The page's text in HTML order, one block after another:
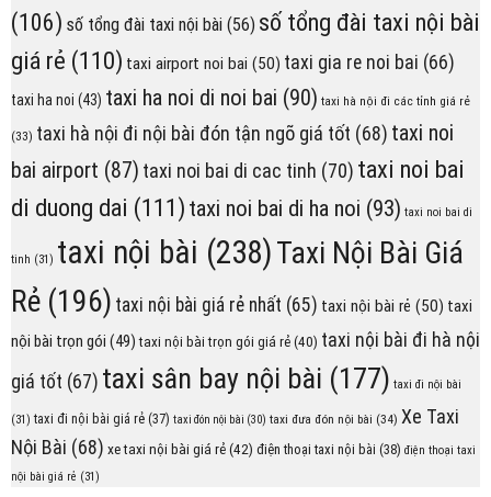
(106) số tổng đài taxi nội bài (56) số tổng đài taxi nội bài
giá rẻ (110) taxi airport noi bai (50) taxi gia re noi bai (66)
taxi ha noi (43) taxi ha noi di noi bai (90) taxi hà nội đi các tỉnh giá rẻ
(33) taxi hà nội đi nội bài đón tận ngõ giá tốt (68) taxi noi
bai airport (87) taxi noi bai di cac tinh (70) taxi noi bai
di duong dai (111)taxi noi bai di ha noi (93) taxi noi bai di
tinh (31) taxi nội bài (238)Taxi Nội Bài Giá
Rẻ (196) taxi nội bài giá rẻ nhất (65) taxi nội bài rẻ (50) taxi
nội bài trọn gói (49) taxi nội bài trọn gói giá rẻ(40) taxi nội bài đi hà nội
giá tốt (67) taxi sân bay nội bài (177) taxi đi nội bài
(31) taxi đi nội bài giá rẻ (37) taxi đón nội bài (30) taxi đưa đón nội bài (34) Xe Taxi
Nội Bài (68) xe taxi nội bài giá rẻ(42) điện thoại taxi nội bài (38) điện thoại taxi
nội bài giá rẻ (31)